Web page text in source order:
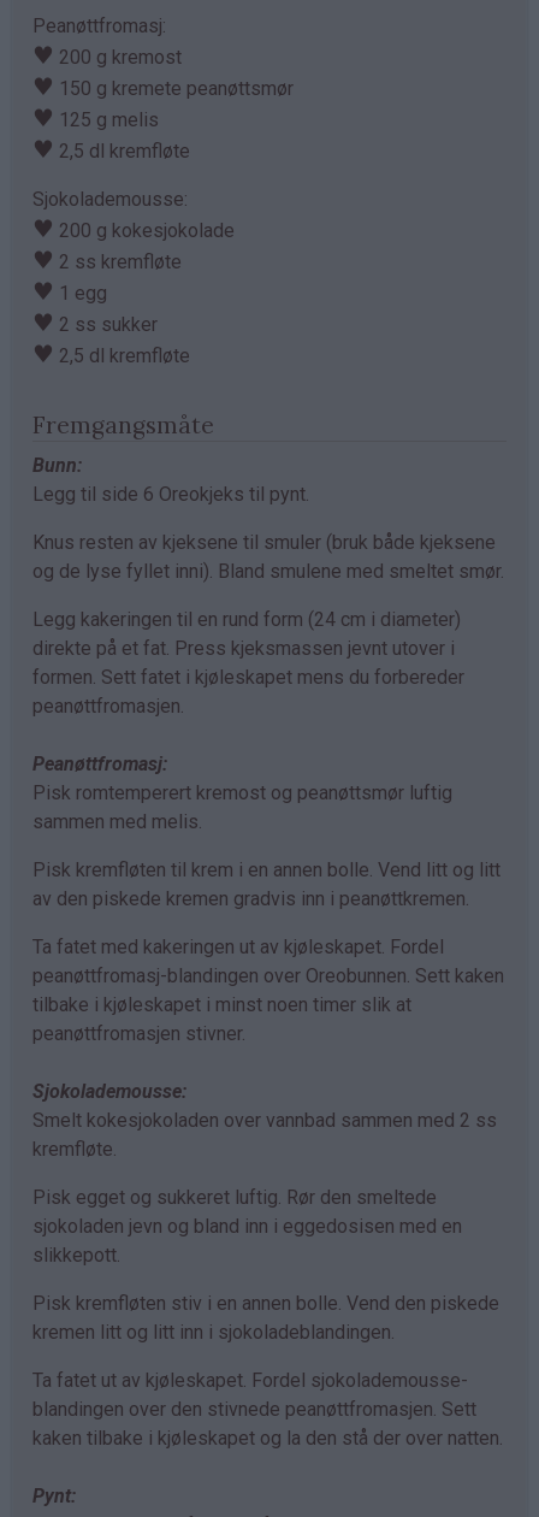
Peanøttfromasj:
♥ 200 g kremost
♥ 150 g kremete peanøttsmør
♥ 125 g melis
♥ 2,5 dl kremfløte
Sjokolademousse:
♥ 200 g kokesjokolade
♥ 2 ss kremfløte
♥ 1 egg
♥ 2 ss sukker
♥ 2,5 dl kremfløte
Fremgangsmåte
Bunn:
Legg til side 6 Oreokjeks til pynt.
Knus resten av kjeksene til smuler (bruk både kjeksene
og de lyse fyllet inni). Bland smulene med smeltet smør.
Legg kakeringen til en rund form (24 cm i diameter)
direkte på et fat. Press kjeksmassen jevnt utover i
formen. Sett fatet i kjøleskapet mens du forbereder
peanøttfromasjen.
Peanøttfromasj:
Pisk romtemperert kremost og peanøttsmør luftig
sammen med melis.
Pisk kremfløten til krem i en annen bolle. Vend litt og litt
av den piskede kremen gradvis inn i peanøttkremen.
Ta fatet med kakeringen ut av kjøleskapet. Fordel
peanøttfromasj-blandingen over Oreobunnen. Sett kaken
tilbake i kjøleskapet i minst noen timer slik at
peanøttfromasjen stivner.
Sjokolademousse:
Smelt kokesjokoladen over vannbad sammen med 2 ss
kremfløte.
Pisk egget og sukkeret luftig. Rør den smeltede
sjokoladen jevn og bland inn i eggedosisen med en
slikkepott.
Pisk kremfløten stiv i en annen bolle. Vend den piskede
kremen litt og litt inn i sjokoladeblandingen.
Ta fatet ut av kjøleskapet. Fordel sjokolademousse-
blandingen over den stivnede peanøttfromasjen. Sett
kaken tilbake i kjøleskapet og la den stå der over natten.
Pynt: